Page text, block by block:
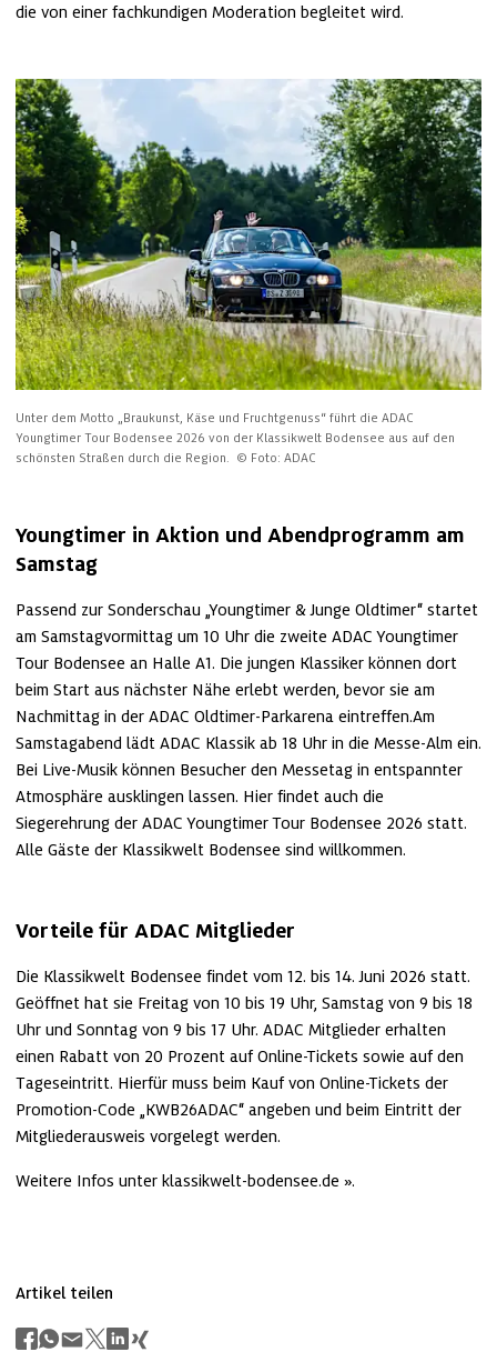
die von einer fachkundigen Moderation begleitet wird.
Unter dem Motto „Braukunst, Käse und Fruchtgenuss“ führt die ADAC
Youngtimer Tour Bodensee 2026 von der Klassikwelt Bodensee aus auf den
schönsten Straßen durch die Region.
© Foto: ADAC
Youngtimer in Aktion und Abendprogramm am
Samstag
Passend zur Sonderschau „Youngtimer & Junge Oldtimer“ startet
am Samstagvormittag um 10 Uhr die zweite ADAC Youngtimer
Tour Bodensee an Halle A1. Die jungen Klassiker können dort
beim Start aus nächster Nähe erlebt werden, bevor sie am
Nachmittag in der ADAC Oldtimer‑Parkarena eintreffen.Am
Samstagabend lädt ADAC Klassik ab 18 Uhr in die Messe‑Alm ein.
Bei Live‑Musik können Besucher den Messetag in entspannter
Atmosphäre ausklingen lassen. Hier findet auch die
Siegerehrung der ADAC Youngtimer Tour Bodensee 2026 statt.
Alle Gäste der Klassikwelt Bodensee sind willkommen.
Vorteile für ADAC Mitglieder
Die Klassikwelt Bodensee findet vom 12. bis 14. Juni 2026 statt.
Geöffnet hat sie Freitag von 10 bis 19 Uhr, Samstag von 9 bis 18
Uhr und Sonntag von 9 bis 17 Uhr. ADAC Mitglieder erhalten
einen Rabatt von 20 Prozent auf Online-Tickets sowie auf den
Tageseintritt. Hierfür muss beim Kauf von Online-Tickets der
Promotion-Code „KWB26ADAC“ angeben und beim Eintritt der
Mitgliederausweis vorgelegt werden.
Weitere Infos unter klassikwelt-bodensee.de .
Artikel teilen